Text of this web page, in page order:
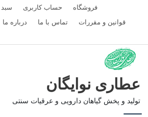
فروشگاه حساب کاربری سبد
قوانین و مقررات
تماس با ما درباره ما
عطاری نوایگان
تولید و پخش گیاهان دارویی و عرقیات سنتی